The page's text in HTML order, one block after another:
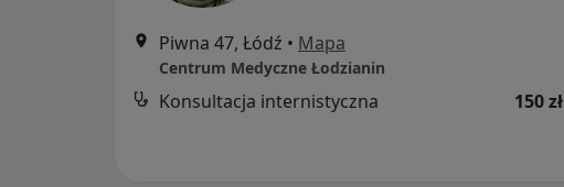
Piwna 47, Łódź • Mapa
Centrum Medyczne Łodzianin
Konsultacja internistyczna 150 zł